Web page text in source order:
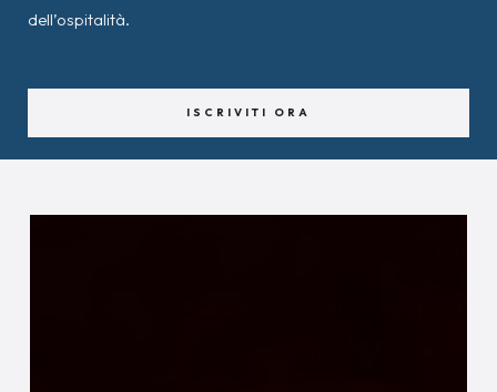
dell’ospitalità.
ISCRIVITI ORA